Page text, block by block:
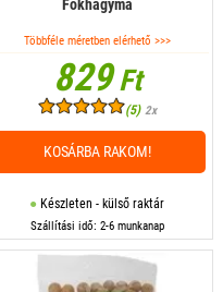
Fokhagyma
Többféle méretben elérhető >>>
829Ft
(5) 2x
Készleten - külső raktár
Szállítási idő: 2-6 munkanap
KOSÁRBA RAKOM!